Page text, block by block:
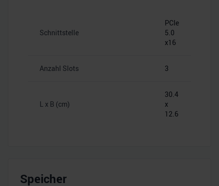
Schnittstelle
PCIe
5.0
x16
Anzahl Slots 3
L x B (cm)
30.4
x
12.6
Speicher